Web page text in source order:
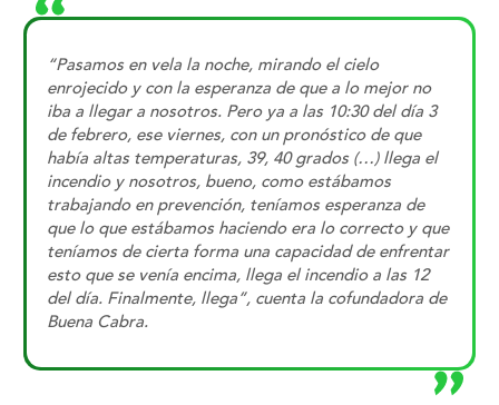
“Pasamos en vela la noche, mirando el cielo
enrojecido y con la esperanza de que a lo mejor no
iba a llegar a nosotros. Pero ya a las 10:30 del día 3
de febrero, ese viernes, con un pronóstico de que
había altas temperaturas, 39, 40 grados (…) llega el
incendio y nosotros, bueno, como estábamos
trabajando en prevención, teníamos esperanza de
que lo que estábamos haciendo era lo correcto y que
teníamos de cierta forma una capacidad de enfrentar
esto que se venía encima, llega el incendio a las 12
del día. Finalmente, llega”, cuenta la cofundadora de
Buena Cabra.